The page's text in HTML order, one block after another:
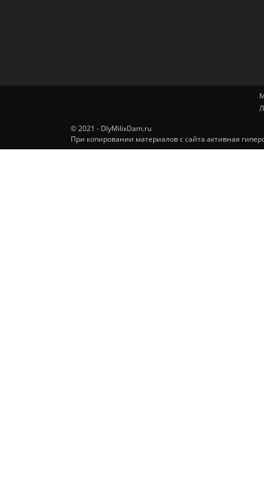
© 2021 - DlyMilixDam.ru
При копировании материалов с сайта активная